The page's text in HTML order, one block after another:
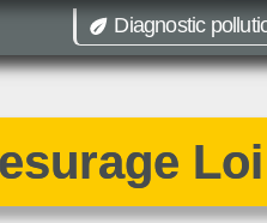
Diagnostic
MontpellierToulouse